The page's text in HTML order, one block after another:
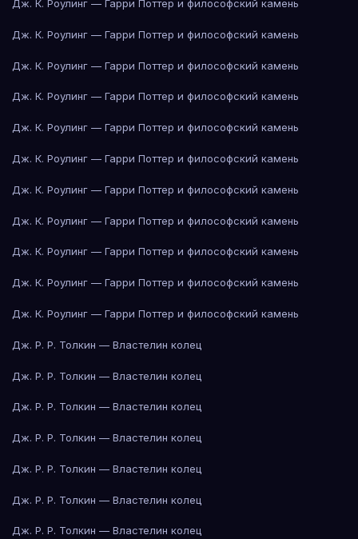
Дж. К. Роулинг — Гарри Поттер и философский камень
Дж. К. Роулинг — Гарри Поттер и философский камень
Дж. К. Роулинг — Гарри Поттер и философский камень
Дж. К. Роулинг — Гарри Поттер и философский камень
Дж. К. Роулинг — Гарри Поттер и философский камень
Дж. К. Роулинг — Гарри Поттер и философский камень
Дж. К. Роулинг — Гарри Поттер и философский камень
Дж. К. Роулинг — Гарри Поттер и философский камень
Дж. К. Роулинг — Гарри Поттер и философский камень
Дж. К. Роулинг — Гарри Поттер и философский камень
Дж. К. Роулинг — Гарри Поттер и философский камень
Дж. Р. Р. Толкин — Властелин колец
Дж. Р. Р. Толкин — Властелин колец
Дж. Р. Р. Толкин — Властелин колец
Дж. Р. Р. Толкин — Властелин колец
Дж. Р. Р. Толкин — Властелин колец
Дж. Р. Р. Толкин — Властелин колец
Дж. Р. Р. Толкин — Властелин колец